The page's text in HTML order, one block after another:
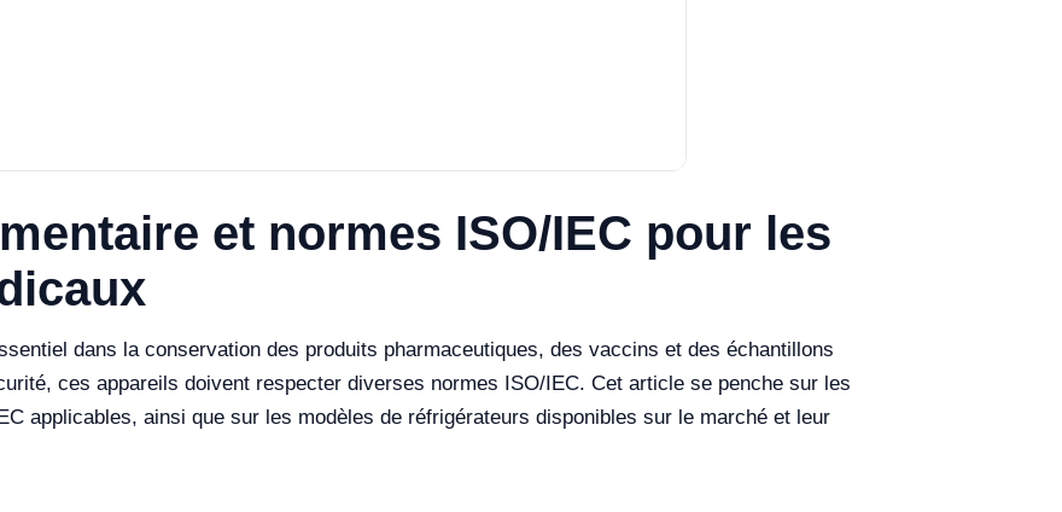
et normes ISO/IEC pour les
dans la conservation des produits pharmaceutiques, des vaccins et des échantillons
ces appareils doivent respecter diverses normes ISO/IEC. Cet article se penche sur les
applicables, ainsi que sur les modèles de réfrigérateurs disponibles sur le marché et leur